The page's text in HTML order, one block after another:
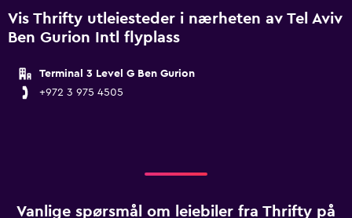
Vis Thrifty utleiesteder i nærheten av Tel Aviv
Ben Gurion Intl flyplass
Terminal 3 Level G Ben Gurion
+972 3 975 4505
Vanlige spørsmål om leiebiler fra Thrifty på